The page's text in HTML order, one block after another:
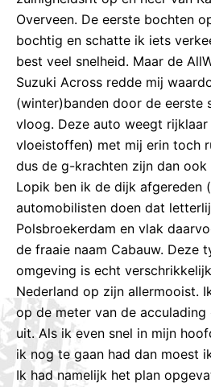
Overveen. De eerste bochten
bochtig en schatte ik iets
best veel snelheid. Maar de
Suzuki Across redde mij
(winter)banden door de eerste
vloog. Deze auto weegt
vloeistoffen) met mij erin toch
dus de g-krachten zijn dan
Lopik ben ik de dijk afgereden
automobilisten doen dat
Polsbroekerdam en vlak
de fraaie naam Cabauw. Deze
omgeving is echt
Nederland op zijn allermooist.
op de meter van de
uit. Als ik even snel in mijn
ik nog te gaan had dan moest
Ik had namelijk het plan